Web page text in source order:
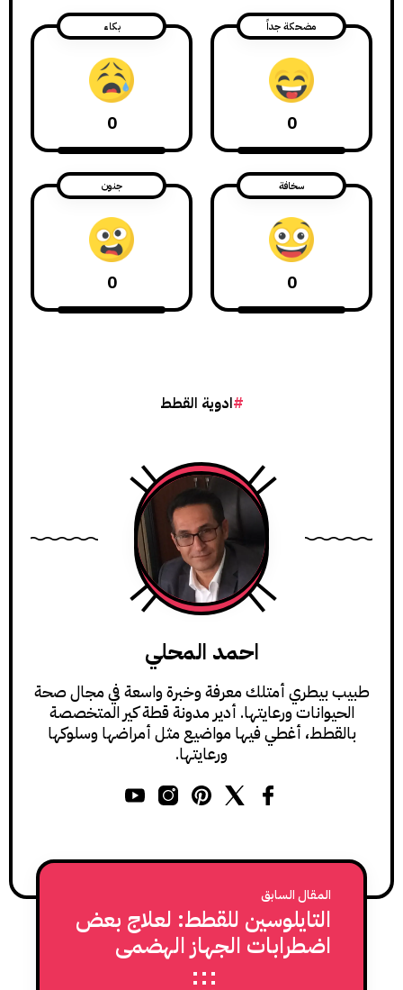
مضحكة جداً
0
بكاء
0
سخافة
0
جنون
0
ادوية القطط
احمد المحلي
طبيب بيطري أمتلك معرفة وخبرة واسعة في مجال صحة
الحيوانات ورعايتها. أدير مدونة قطة كير المتخصصة
بالقطط، أغطي فيها مواضيع مثل أمراضها وسلوكها
ورعايتها.
المقال السابق
التايلوسين للقطط: لعلاج بعض
اضطرابات الجهاز الهضمي
وحالات الالتهاب المزمنة